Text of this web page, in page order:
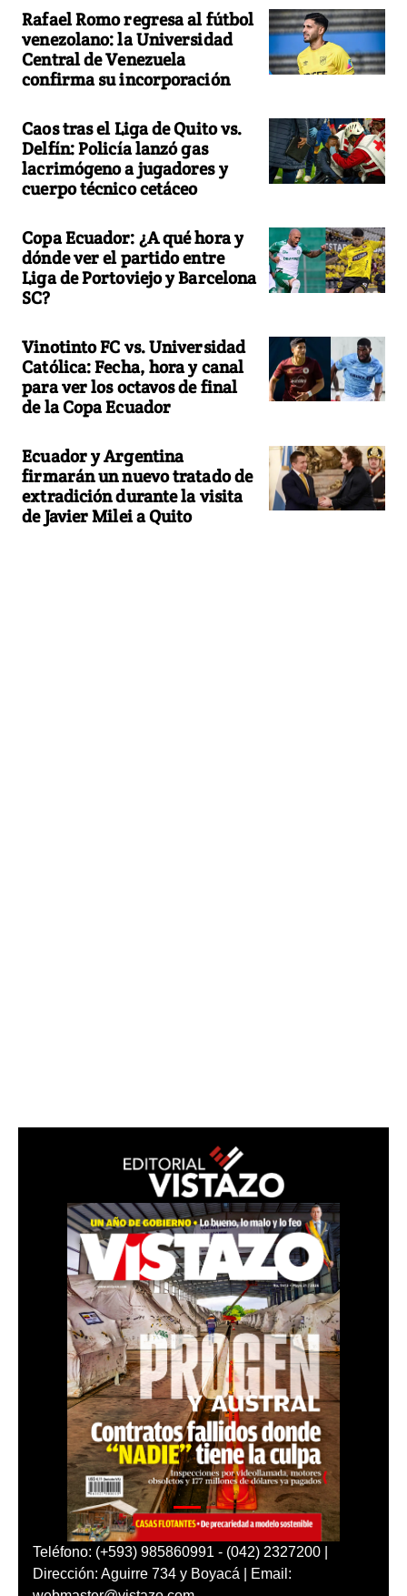
Rafael Romo regresa al fútbol
venezolano: la Universidad
Central de Venezuela
confirma su incorporación
Caos tras el Liga de Quito vs.
Delfín: Policía lanzó gas
lacrimógeno a jugadores y
cuerpo técnico cetáceo
Copa Ecuador: ¿A qué hora y
dónde ver el partido entre
Liga de Portoviejo y Barcelona
SC?
Vinotinto FC vs. Universidad
Católica: Fecha, hora y canal
para ver los octavos de final
de la Copa Ecuador
Ecuador y Argentina
firmarán un nuevo tratado de
extradición durante la visita
de Javier Milei a Quito
Teléfono: (+593) 985860991 - (042) 2327200 |
Dirección: Aguirre 734 y Boyacá | Email: